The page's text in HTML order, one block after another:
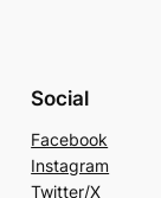
Social
Facebook
Instagram
Twitter/X